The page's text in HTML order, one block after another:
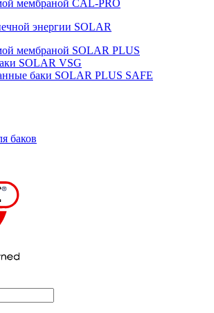
мембраной CAL-PRO
энергии SOLAR
мембраной SOLAR PLUS
SOLAR VSG
баки SOLAR PLUS SAFE
баков